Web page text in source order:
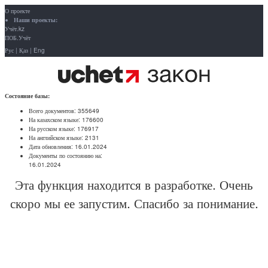
О проекте
Наши проекты:
Учёт.kz
ПОБ.Учёт
Рус | Қаз | Eng
Состояние базы:
Всего документов: 355649
На казахском языке: 176600
На русском языке: 176917
На английском языке: 2131
Дата обновления: 16.01.2024
Документы по состоянию на:
16.01.2024
Эта функция находится в разработке. Очень
скоро мы ее запустим. Спасибо за понимание.